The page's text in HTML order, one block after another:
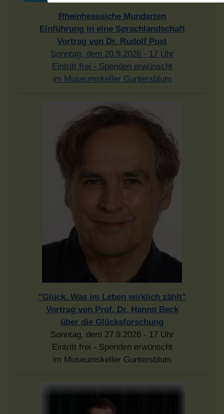
Rheinhesssiche Mundarten
Einführung in eine Sprachlandschaft
Vortrag von Dr. Rudolf Post
Sonntag, dem 20.9.2026 - 17 Uhr
Eintritt frei - Spenden erwünscht
im Museumskeller Guntersblum
"Glück. Was im Leben wirklich zählt"
Vortrag von Prof. Dr. Hanno Beck
über die Glücksforschung
Sonntag, dem 27.9.2026 - 17 Uhr
Eintritt frei - Spenden erwünscht
im Museumskeller Guntersblum